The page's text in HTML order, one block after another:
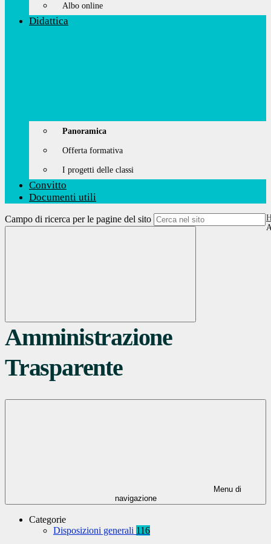
Albo online
Didattica
Panoramica
Offerta formativa
I progetti delle classi
Convitto
Documenti utili
Campo di ricerca per le pagine del sito
Amministrazione
Trasparente
Menu di
navigazione
Categorie
Disposizioni generali 116